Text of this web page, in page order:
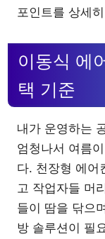
포인트를 상세
이동식 에
택 기준
내가 운영하는
엄청나서 여름
다. 천장형 에어
고 작업자들 머
들이 땀을 닦으
방 솔루션이 필